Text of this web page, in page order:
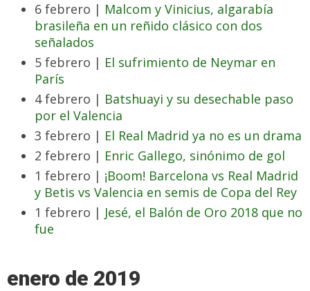
6 febrero | Malcom y Vinicius, algarabía
brasileña en un reñido clásico con dos
señalados
5 febrero | El sufrimiento de Neymar en
París
4 febrero | Batshuayi y su desechable paso
por el Valencia
3 febrero | El Real Madrid ya no es un drama
2 febrero | Enric Gallego, sinónimo de gol
1 febrero | ¡Boom! Barcelona vs Real Madrid
y Betis vs Valencia en semis de Copa del Rey
1 febrero | Jesé, el Balón de Oro 2018 que no
fue
enero de 2019